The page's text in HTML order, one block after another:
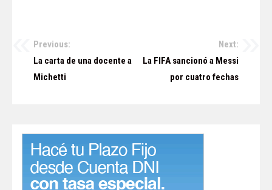
Navegación
Previous:
La carta de una docente a
Michetti
Next:
La FIFA sancionó a Messi
por cuatro fechas